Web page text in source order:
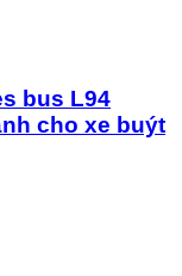
bus L94
cho xe buýt